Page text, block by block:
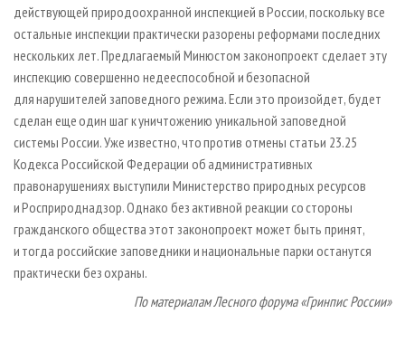
действующей природоохранной инспекцией в России, поскольку все
остальные инспекции практически разорены реформами последних
нескольких лет. Предлагаемый Минюстом законопроект сделает эту
инспекцию совершенно недееспособной и безопасной
для нарушителей заповедного режима. Если это произойдет, будет
сделан еще один шаг к уничтожению уникальной заповедной
системы России. Уже известно, что против отмены статьи 23.25
Кодекса Российской Федерации об административных
правонарушениях выступили Министерство природных ресурсов
и Росприроднадзор. Однако без активной реакции со стороны
гражданского общества этот законопроект может быть принят,
и тогда российские заповедники и национальные парки останутся
практически без охраны.
По материалам Лесного форума «Гринпис России»